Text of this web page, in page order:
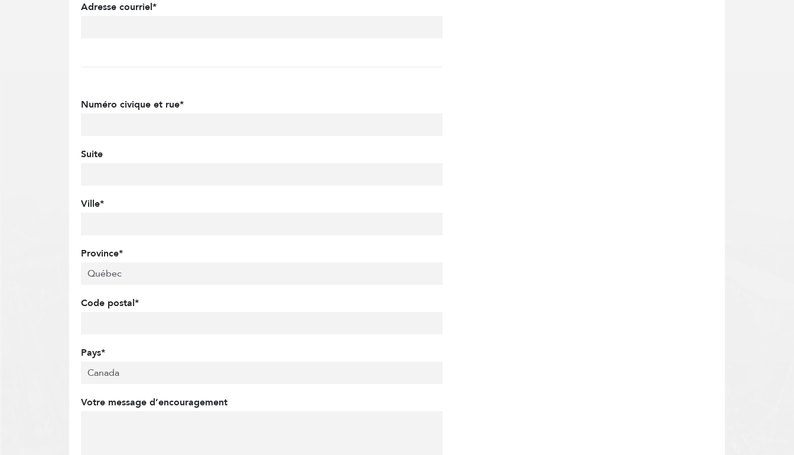
Adresse courriel*
Numéro civique et rue*
Suite
Ville*
Province*
Code postal*
Pays*
Votre message d’encouragement